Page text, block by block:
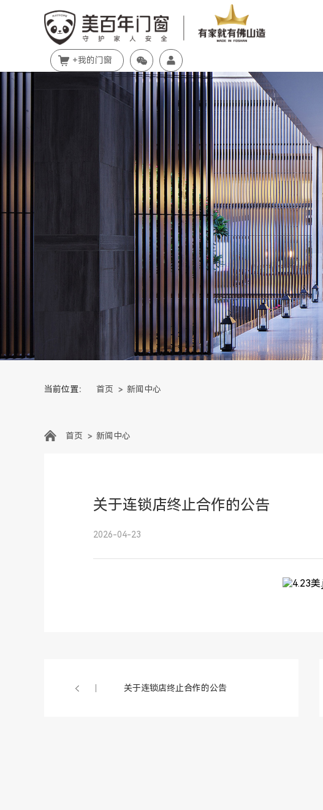
+我的门窗
当前位置： 首页 新闻中心
首页 新闻中心
关于连锁店终止合作的公告
2026-04-23
关于连锁店终止合作的公告